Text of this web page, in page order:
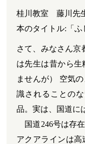
桂川教室 藤川先
本のタイトル:「
さて、みなさん
は先生は昔から
ませんが） 空気
識されることの
品。実は、国道に
国道246号は存
アクアラインは